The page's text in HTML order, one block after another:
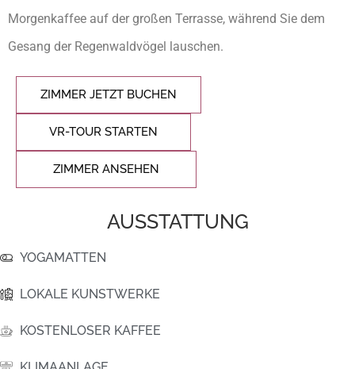
Morgenkaffee auf der großen Terrasse, während Sie dem
Gesang der Regenwaldvögel lauschen.
ZIMMER JETZT BUCHEN
VR-TOUR STARTEN
ZIMMER ANSEHEN
AUSSTATTUNG
YOGAMATTEN
LOKALE KUNSTWERKE
KOSTENLOSER KAFFEE